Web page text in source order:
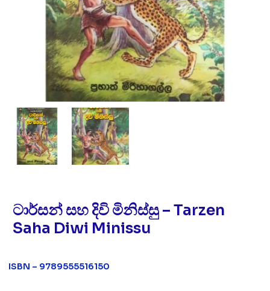
ටාර්සන් සහ දිවි මිනිස්සු – Tarzen
Saha Diwi Minissu
ISBN – 9789555516150